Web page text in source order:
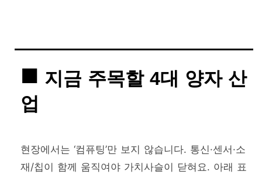
지금 주목할 4대 양자 산
업
현장에서는 ‘컴퓨팅’만 보지 않습니다. 통신·센서·소
재/칩이 함께 움직여야 가치사슬이 닫혀요. 아래 표